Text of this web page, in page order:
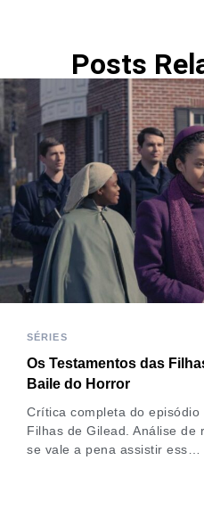
Posts
SÉRIES
Os Testamentos das
Baile do Horror
Crítica completa do
Filhas de Gilead. Análise de
se vale a pena assistir ess…